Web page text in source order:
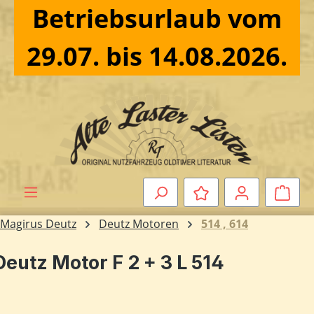
Zum Hauptinhalt springen
Betriebsurlaub vom
29.07. bis 14.08.2026.
Magirus Deutz Deutz Motoren 514 , 614
Motor F 2 + 3 L 514